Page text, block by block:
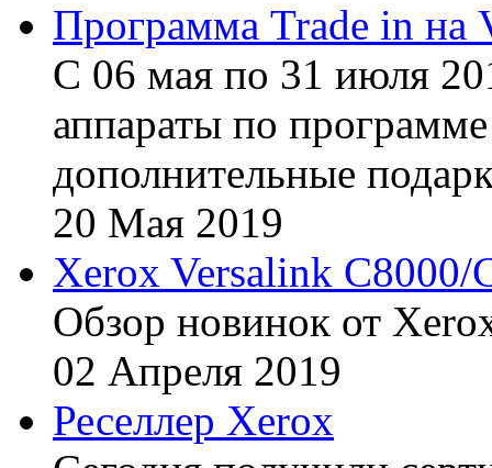
Программа Trade in на
С 06 мая по 31 июля
аппараты по
дополнительные
20 Мая 2019
Xerox Versalink C8000/
Обзор новинок от
02 Апреля 2019
Реселлер Xerox